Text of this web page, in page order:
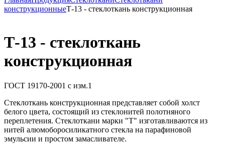
конструкционныеТ-13 - стеклоткань конструкционная
Т-13 - стеклоткань
конструкционная
ГОСТ 19170-2001 с изм.1
Стеклоткань конструкционная представляет собой холст
белого цвета, состоящий из стеклонитей полотняного
переплетения. Стеклоткани марки "Т" изготавливаются из
нитей алюмоборосиликатного стекла на парафиновой
эмульсии и простом замасливателе.